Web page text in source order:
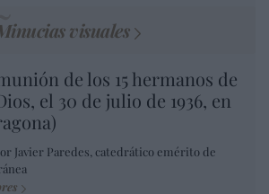
visuales
de los 15 hermanos de
el 30 de julio de 1936, en
Javier Paredes, catedrático emérito de